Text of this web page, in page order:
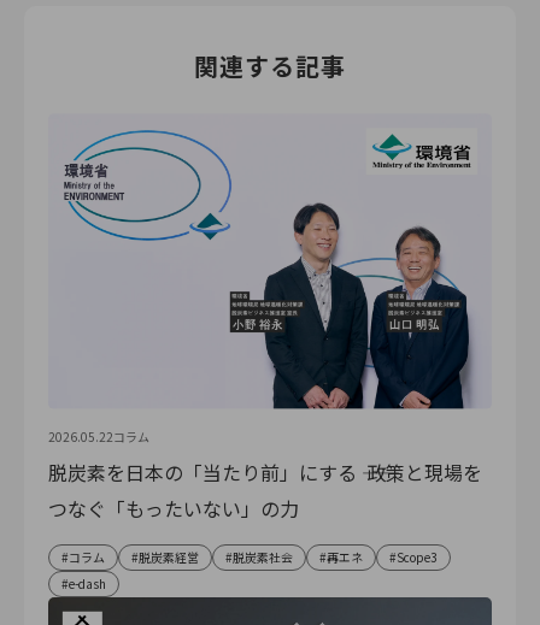
関連する記事
2026.05.22コラム
脱炭素を日本の「当たり前」にする ―― 政策と現場を
つなぐ「もったいない」の力
コラム 脱炭素経営 脱炭素社会 再エネ
Scope3
e-dash